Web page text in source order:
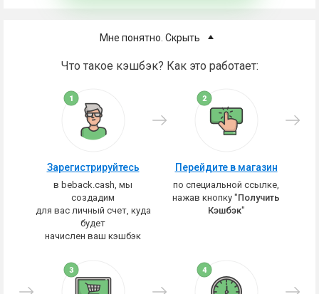
Мне понятно. Скрыть
Что такое кэшбэк? Как это работает:
Зарегистрируйтесь
в beback.cash, мы
создадим
для вас личный счет, куда
будет
начислен ваш кэшбэк
Перейдите в магазин
по специальной ссылке,
нажав кнопку "Получить
Кэшбэк"